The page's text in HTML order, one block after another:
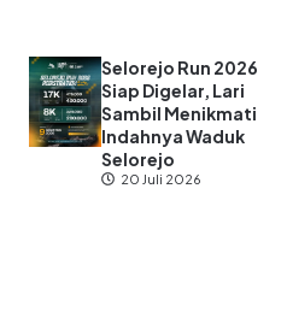
Selorejo Run 2026
Siap Digelar, Lari
Sambil Menikmati
Indahnya Waduk
Selorejo
20 Juli 2026